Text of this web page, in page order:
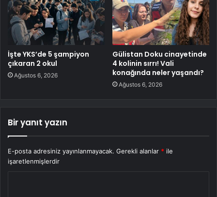
İşte YKS’de 5 şampiyon
çıkaran 2 okul
Ağustos 6, 2026
Gülistan Doku cinayetinde
4 kolinin sırrı! Vali
konağında neler yaşandı?
Ağustos 6, 2026
Bir yanıt yazın
E-posta adresiniz yayınlanmayacak. Gerekli alanlar * ile
işaretlenmişlerdir